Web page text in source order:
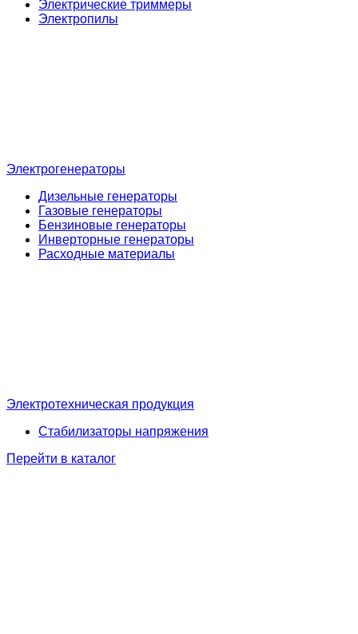
Электрические триммеры
Электропилы
Электрогенераторы
Дизельные генераторы
Газовые генераторы
Бензиновые генераторы
Инверторные генераторы
Расходные материалы
Электротехническая продукция
Стабилизаторы напряжения
Перейти в каталог